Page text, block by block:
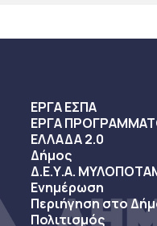
ΕΡΓΑ ΕΣΠΑ
ΕΡΓΑ
ΕΛΛΑΔΑ 2.0
Δήμος
Δ.Ε.Υ.Α.
Ενημέρωση
Περιήγηση στο
Πολιτισμός